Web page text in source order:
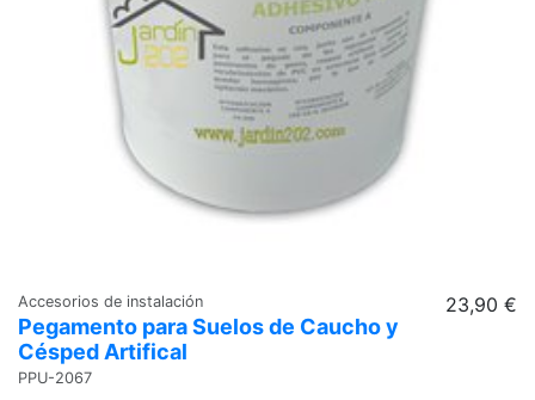
Accesorios de instalación
Pegamento para Suelos de Caucho y
Césped Artifical
PPU-2067
23,90 €